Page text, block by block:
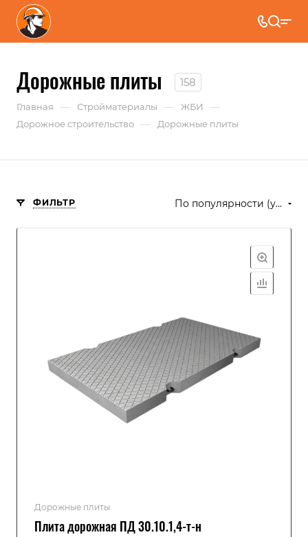
Дорожные плиты 158
Главная — Стройматериалы — ЖБИ —
Дорожное строительство — Дорожные плиты
ФИЛЬТР По популярности (убывание)
Дорожные плиты
Плита дорожная ПД 30.10.1,4-т-н